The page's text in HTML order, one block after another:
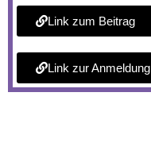
Link zum Beitrag
Link zur Anmeldung